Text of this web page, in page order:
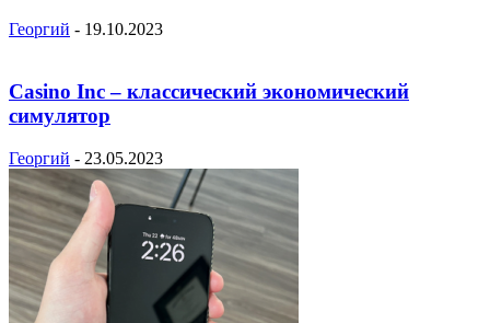
Георгий - 19.10.2023
Casino Inc – классический экономический
симулятор
Георгий - 23.05.2023